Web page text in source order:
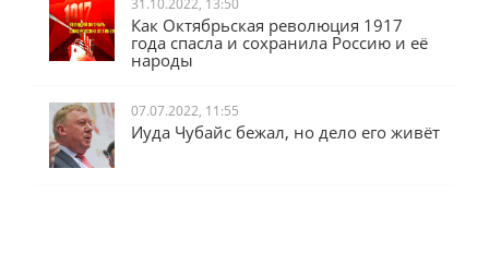
31.10.2022, 13:50
Как Октябрьская революция 1917
года спасла и сохранила Россию и её
народы
07.07.2022, 11:55
Иуда Чубайс бежал, но дело его живёт